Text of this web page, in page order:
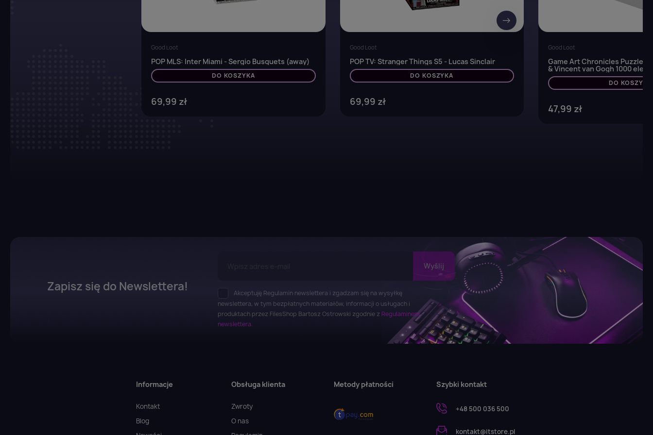
Good Loot
POP MLS: Inter Miami - Sergio Busquets (away)
DO KOSZYKA
69,99 zł
Good Loot
POP TV: Stranger Things S5 - Lucas Sinclair
DO KOSZYKA
69,99 zł
Good Loot
Game Art Chronicles Puzzle:
& Vincent van Gogh 1000
DO KOSZYKA
47,99 zł
→
Zapisz się do Newslettera!
Akceptuję Regulamin newslettera i zgadzam się na wysyłkę
newslettera, w tym bezpłatnych materiałów, informacji o usługach i
produktach przez FilesShop Bartosz Ostrowski zgodnie z Regulaminem
newslettera.
Informacje
Kontakt
Blog
Obsługa klienta
Zwroty
O nas
Metody płatności Szybki kontakt
+48 500 036 500
kontakt@itstore.pl